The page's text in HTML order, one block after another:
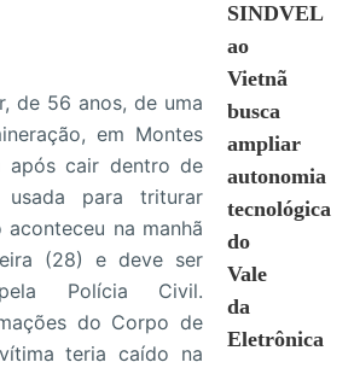
de 56 anos, de uma
em Montes
após cair dentro de
usada para triturar
aconteceu na manhã
(28) e deve ser
Polícia Civil.
do Corpo de
teria caído na
SINDVEL
ao
Vietnã
busca
ampliar
autonomia
tecnológica
do
Vale
da
Eletrônica